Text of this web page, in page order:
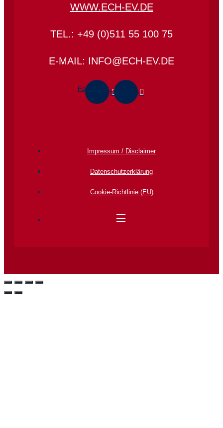
WWW.ECH-EV.DE
TEL.: +49 (0)511 55 100 75
E-MAIL: INFO@ECH-EV.DE
Facebook-Instagram
Impressum / Disclaimer
Datenschutz­erklärung
Cookie-Richtlinie (EU)